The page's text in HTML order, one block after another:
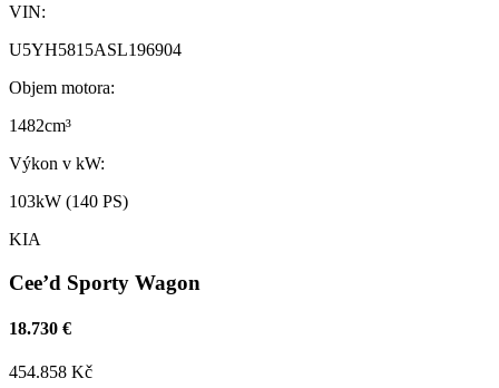
VIN:
U5YH5815ASL196904
Objem motora:
1482cm³
Výkon v kW:
103kW (140 PS)
KIA
Cee’d Sporty Wagon
18.730 €
454.858 Kč